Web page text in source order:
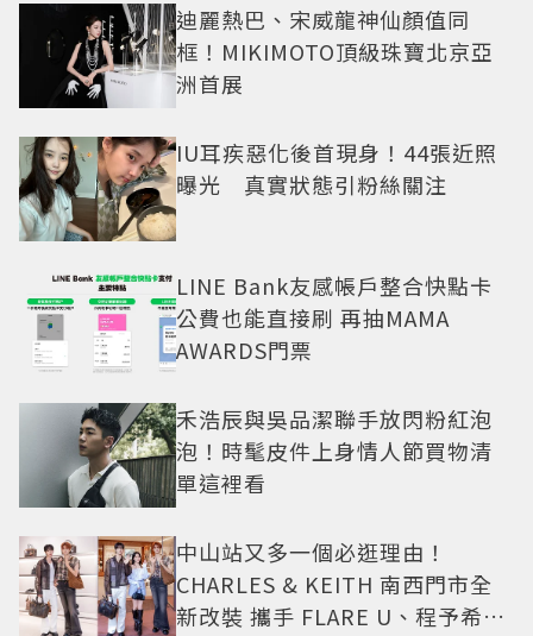
迪麗熱巴、宋威龍神仙顏值同
框！MIKIMOTO頂級珠寶北京亞
洲首展
IU耳疾惡化後首現身！44張近照
曝光 真實狀態引粉絲關注
LINE Bank友感帳戶整合快點卡
公費也能直接刷 再抽MAMA
AWARDS門票
禾浩辰與吳品潔聯手放閃粉紅泡
泡！時髦皮件上身情人節買物清
單這裡看
中山站又多一個必逛理由！
CHARLES & KEITH 南西門市全
新改裝 攜手 FLARE U、程予希演